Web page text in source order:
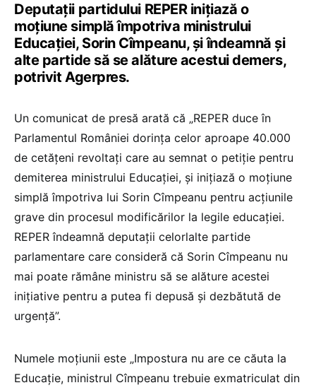
Deputaţii partidului REPER iniţiază o
moţiune simplă împotriva ministrului
Educaţiei, Sorin Cîmpeanu, şi îndeamnă şi
alte partide să se alăture acestui demers,
potrivit Agerpres.
Un comunicat de presă arată că „REPER duce în
Parlamentul României dorinţa celor aproape 40.000
de cetăţeni revoltaţi care au semnat o petiţie pentru
demiterea ministrului Educaţiei, şi iniţiază o moţiune
simplă împotriva lui Sorin Cîmpeanu pentru acţiunile
grave din procesul modificărilor la legile educaţiei.
REPER îndeamnă deputaţii celorlalte partide
parlamentare care consideră că Sorin Cîmpeanu nu
mai poate rămâne ministru să se alăture acestei
iniţiative pentru a putea fi depusă şi dezbătută de
urgenţă”.
Numele moţiunii este „Impostura nu are ce căuta la
Educaţie, ministrul Cîmpeanu trebuie exmatriculat din